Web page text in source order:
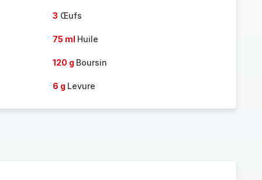
3 Œufs
75 ml Huile
120 g Boursin
6 g Levure